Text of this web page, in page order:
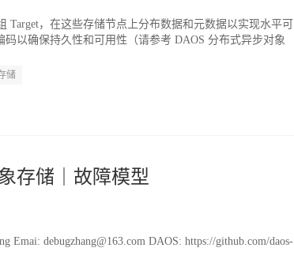
Target，在这些存储节点上分布数据和元数据以实现水平可
以确保持久性和可用性（请参考 DAOS 分布式异步对象
储
存储｜故障模型
Emai: debugzhang@163.com DAOS: https://github.com/daos-